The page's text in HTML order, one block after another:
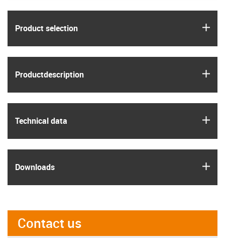
Product selection
Product­description
Technical data
Downloads
Contact us